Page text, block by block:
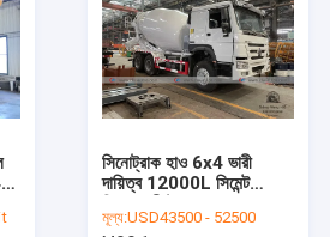
সিনোট্রাক হাও 6x4 ভারী
দায়িত্ব 12000L সিমেন্ট
মূল্য:USD43500 - 52500